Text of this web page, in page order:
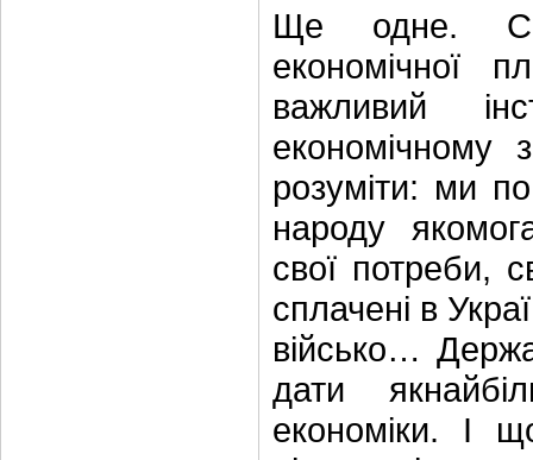
Ще одне.
економічної
важливий
економічному
розуміти: ми
народу
свої потреби,
сплачені в
військо…
дати
економіки. І